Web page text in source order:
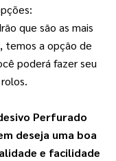
que são as mais
poderá fazer seu
Perfurado
deseja uma boa
e facilidade